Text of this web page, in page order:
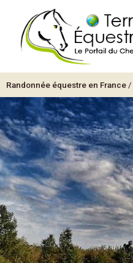
Randonnée équestre en France /